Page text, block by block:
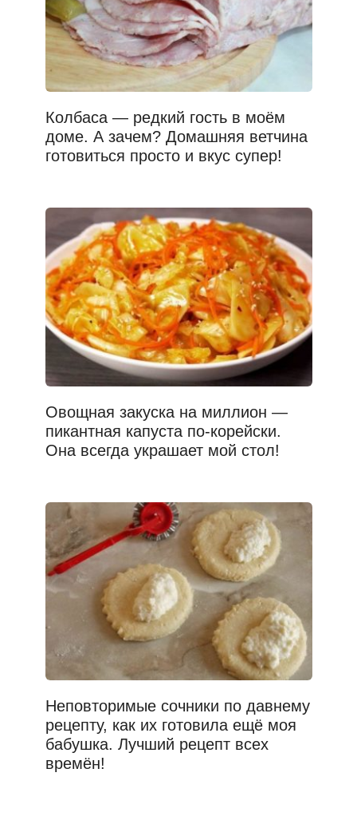
Колбаса — редкий гость в моём
доме. А зачем? Домашняя ветчина
готовиться просто и вкус супер!
Овощная закуска на миллион —
пикантная капуста по-корейски.
Она всегда украшает мой стол!
Неповторимые сочники по давнему
рецепту, как их готовила ещё моя
бабушка. Лучший рецепт всех
времён!